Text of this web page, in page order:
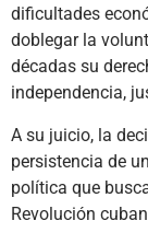
dificultades
doblegar la
décadas su
independencia,
A su juicio, la
persistencia de
política que
Revolución